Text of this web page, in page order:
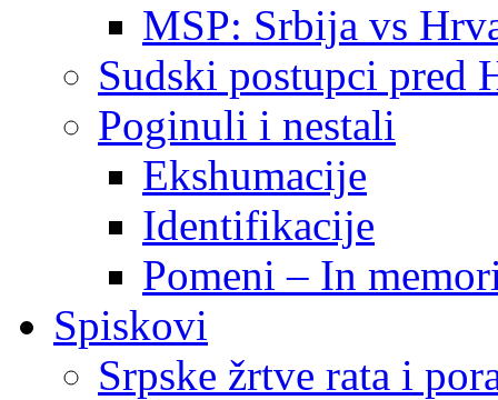
MSP: Srbija vs
Sudski postupci pred
Poginuli i nestali
Ekshumacije
Identifikacije
Pomeni – In
Spiskovi
Srpske žrtve rata i